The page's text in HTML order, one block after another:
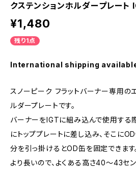
クステンションホルダープレート
¥1,480
残り1点
International shipping
スノーピーク フラットバーナー専用の
ルダープレートです。
バーナーをIGTに組み込んで使用する
にトッププレートに差し込み、そこに
分を引っ掛けるとOD缶を固定できます
より長いので、よくある高さ40〜43セ